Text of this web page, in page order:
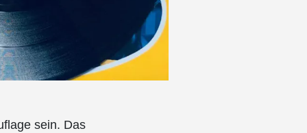
sein. Das